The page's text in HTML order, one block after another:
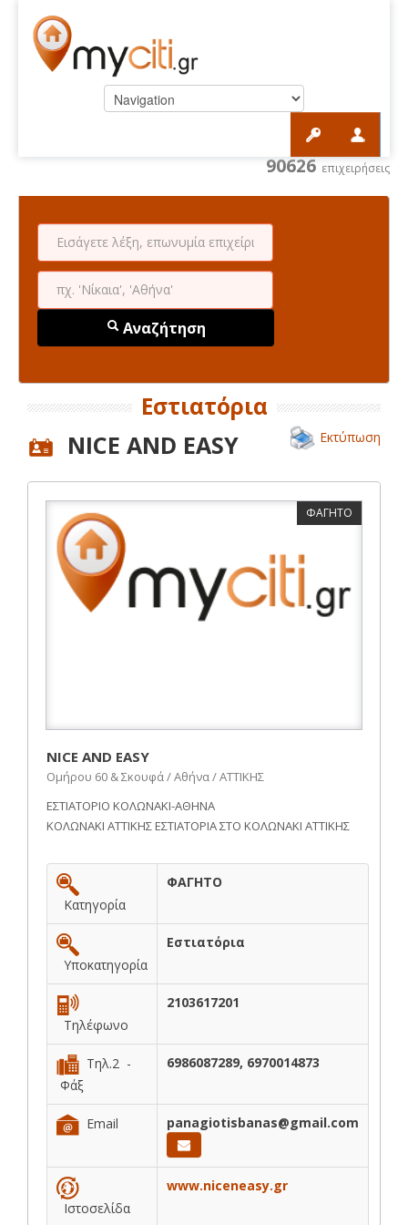
90626 επιχειρήσεις
Αναζήτηση
Εστιατόρια
NICE AND EASY Εκτύπωση
ΦΑΓΗΤΟ
NICE AND EASY
Ομήρου 60 & Σκουφά / Αθήνα / ΑΤΤΙΚΗΣ
ΕΣΤΙΑΤΟΡΙΟ ΚΟΛΩΝΑΚΙ-ΑΘΗΝΑ
ΚΟΛΩΝΑΚΙ ΑΤΤΙΚΗΣ ΕΣΤΙΑΤΟΡΙΑ ΣΤΟ ΚΟΛΩΝΑΚΙ ΑΤΤΙΚΗΣ
Κατηγορία
ΦΑΓΗΤΟ
Υποκατηγορία
Εστιατόρια
Τηλέφωνο
2103617201
Τηλ.2 -
Φάξ
6986087289, 6970014873
Email panagiotisbanas@gmail.com
Ιστοσελίδα
www.niceneasy.gr